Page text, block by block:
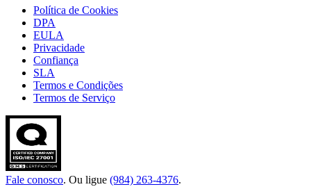
Política de Cookies
DPA
EULA
Privacidade
Confiança
SLA
Termos e Condições
Termos de Serviço
Fale conosco. Ou ligue (984) 263-4376.